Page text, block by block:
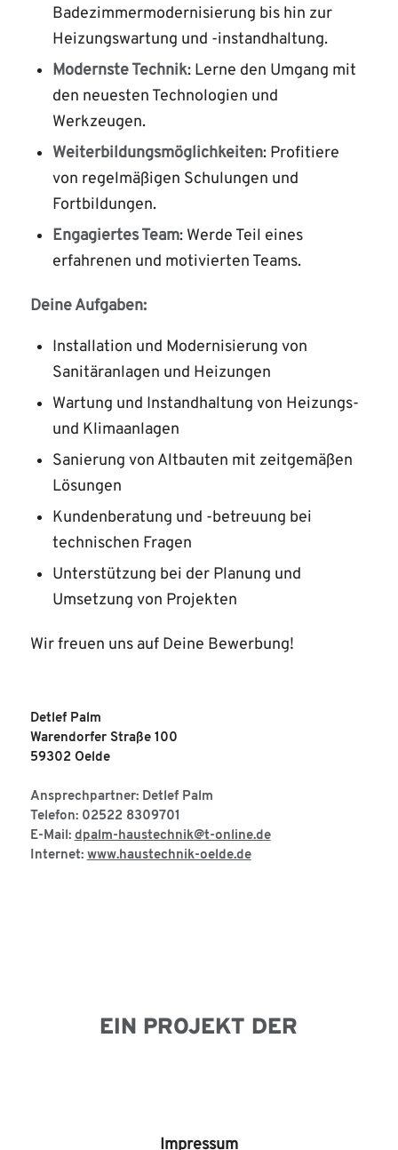
Badezimmermodernisierung bis hin zur
Heizungswartung und -instandhaltung.
Modernste Technik: Lerne den Umgang mit
den neuesten Technologien und
Werkzeugen.
Weiterbildungsmöglichkeiten: Profitiere
von regelmäßigen Schulungen und
Fortbildungen.
Engagiertes Team: Werde Teil eines
erfahrenen und motivierten Teams.
Deine Aufgaben:
Installation und Modernisierung von
Sanitäranlagen und Heizungen
Wartung und Instandhaltung von Heizungs-
und Klimaanlagen
Sanierung von Altbauten mit zeitgemäßen
Lösungen
Kundenberatung und -betreuung bei
technischen Fragen
Unterstützung bei der Planung und
Umsetzung von Projekten
Wir freuen uns auf Deine Bewerbung!
Detlef Palm
Warendorfer Straße 100
59302 Oelde
Ansprechpartner: Detlef Palm
Telefon: 02522 8309701
E-Mail: dpalm-haustechnik@t-online.de
Internet: www.haustechnik-oelde.de
EIN PROJEKT DER
Impressum